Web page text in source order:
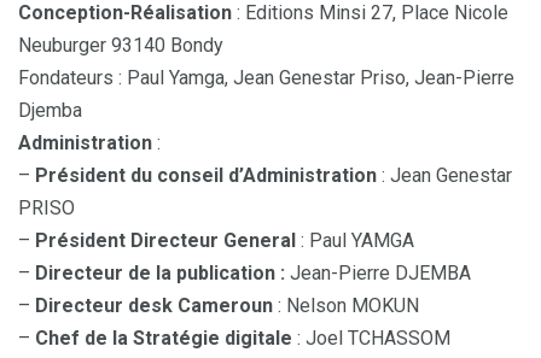
Conception-Réalisation : Editions Minsi 27, Place Nicole
Neuburger 93140 Bondy
Fondateurs : Paul Yamga, Jean Genestar Priso, Jean-Pierre
Djemba
Administration :
– Président du conseil d’Administration : Jean Genestar
PRISO
– Président Directeur General : Paul YAMGA
– Directeur de la publication : Jean-Pierre DJEMBA
– Directeur desk Cameroun : Nelson MOKUN
– Chef de la Stratégie digitale : Joel TCHASSOM